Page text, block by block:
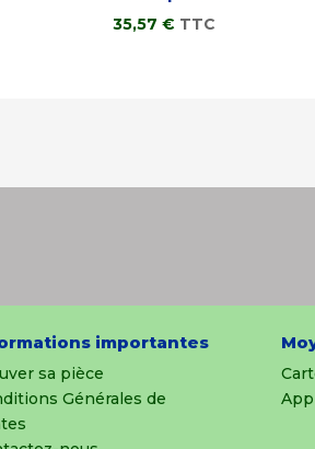
35,57€ TTC
importantes
sa pièce
Générales de